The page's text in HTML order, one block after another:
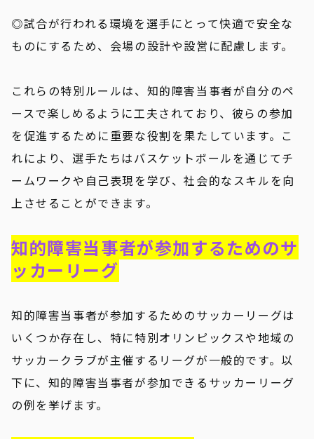
◎試合が行われる環境を選手にとって快適で安全な
ものにするため、会場の設計や設営に配慮します。
これらの特別ルールは、知的障害当事者が自分のペ
ースで楽しめるように工夫されており、彼らの参加
を促進するために重要な役割を果たしています。こ
れにより、選手たちはバスケットボールを通じてチ
ームワークや自己表現を学び、社会的なスキルを向
上させることができます。
知的障害当事者が参加するためのサ
ッカーリーグ
知的障害当事者が参加するためのサッカーリーグは
いくつか存在し、特に特別オリンピックスや地域の
サッカークラブが主催するリーグが一般的です。以
下に、知的障害当事者が参加できるサッカーリーグ
の例を挙げます。